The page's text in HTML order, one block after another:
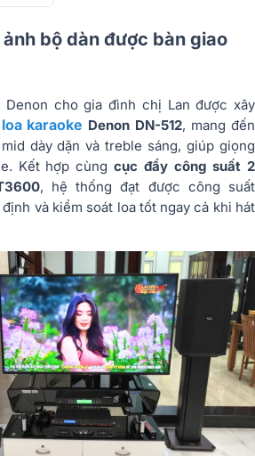
bộ dàn được bàn giao
Denon cho gia đình chị Lan được xây
loa karaoke Denon DN-512, mang đến
dày dặn và treble sáng, giúp giọng
Kết hợp cùngcục đẩy công suất 2
, hệ thống đạt được công suất
và kiểm soát loa tốt ngay cả khi hát